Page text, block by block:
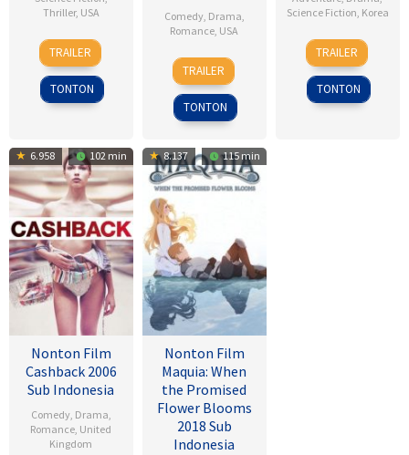
Thriller, USA
28
Jan
2015
Dean
Israelite
TRAILER
TONTON
Comedy, Drama,
Romance, USA
6
Feb
2009
Ken
Kwapis
TRAILER
TONTON
Science Fiction, Korea
18
Sep
2025
Kim
Byung-
woo
TRAILER
TONTON
6.958 102 min
Nonton Film
Cashback 2006
Sub Indonesia
Comedy, Drama,
Romance, United
Kingdom
8.137 115 min
Nonton Film
Maquia: When
the Promised
Flower Blooms
2018 Sub
Indonesia